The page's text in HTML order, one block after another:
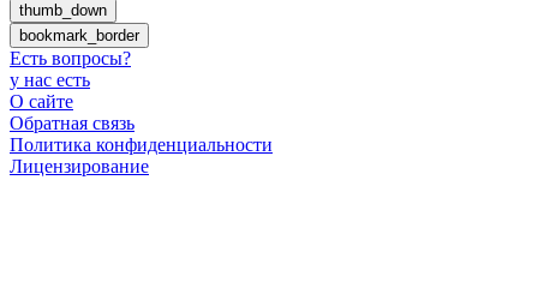
thumb_down
bookmark_border
Есть вопросы?
у нас есть
О сайте
Обратная связь
Политика конфиденциальности
Лицензирование